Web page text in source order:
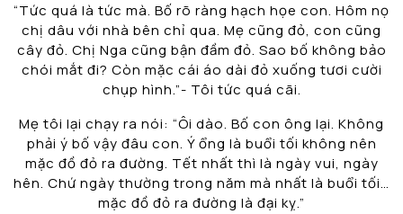
“Tức quá là tức mà. Bố rõ ràng hạch họe con. Hôm nọ
chị dâu với nhà bên chỉ qua. Mẹ cũng đỏ, con cũng
cây đỏ. Chị Nga cũng bận đầm đỏ. Sao bố không bảo
chói mắt đi? Còn mặc cái áo dài đỏ xuống tươi cười
chụp hình.”- Tôi tức quá cãi.
Mẹ tôi lại chạy ra nói: “Ôi dào. Bố con ông lại. Không
phải ý bố vậy đâu con. Ý ổng là buổi tối không nên
mặc đồ đỏ ra đường. Tết nhất thì là ngày vui, ngày
hên. Chứ ngày thường trong năm mà nhất là buổi tối…
mặc đồ đỏ ra đường là đại kỵ.”